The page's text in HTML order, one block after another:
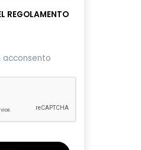
REGOLAMENTO
acconsento